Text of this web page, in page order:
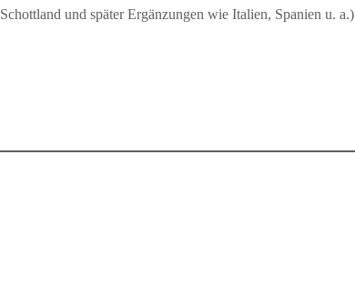
und später Ergänzungen wie Italien, Spanien u. a.)